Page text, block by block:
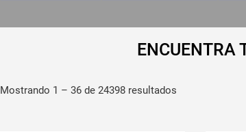
ENCUENTRA
Mostrando 1 – 36 de 24398 resultados